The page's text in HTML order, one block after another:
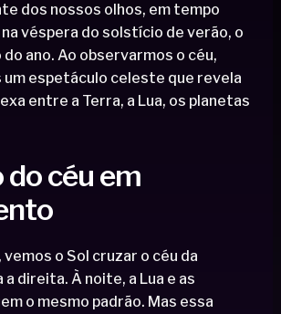
dos nossos olhos, em tempo
véspera do solstício de verão, o
do ano. Ao observarmos o céu,
um espetáculo celeste que revela
entre a Terra, a Lua, os planetas
do céu em
vemos o Sol cruzar o céu da
a direita. À noite, a Lua e as
o mesmo padrão. Mas essa